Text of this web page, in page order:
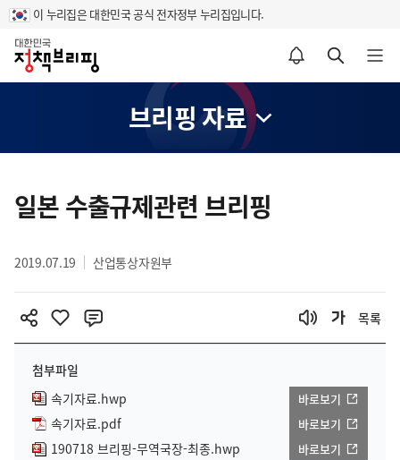
이 누리집은 대한민국 공식 전자정부 누리집입니다.
홈
알림설정 바로가기 검색 바로가기 메뉴 열기
브리핑 자료
텐
역
일본 수출규제관련 브리핑
2019.07.19 산업통상자원부
목록
첨부파일
속기자료.hwp
바로보기
속기자료.pdf 바로보기
190718 브리핑-무역국장-최종.hwp 바로보기